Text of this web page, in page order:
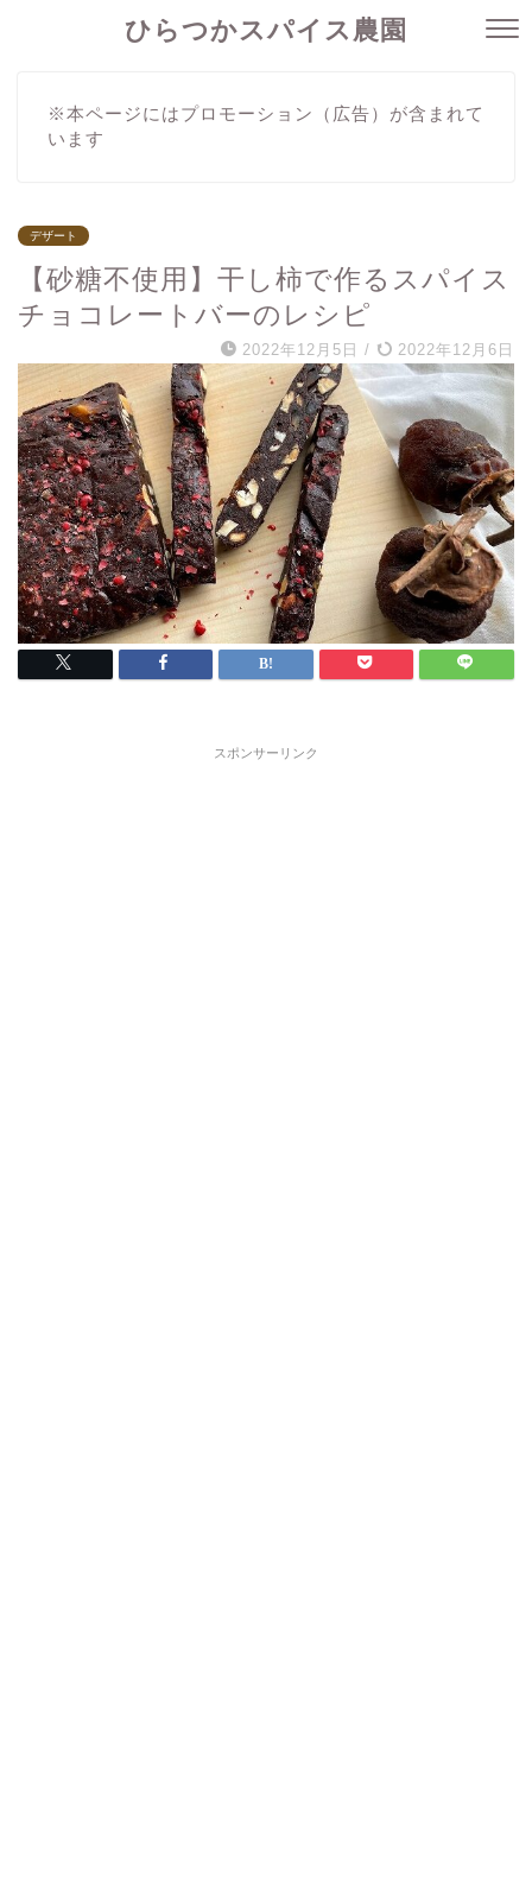
ひらつかスパイス農園
※本ページにはプロモーション（広告）が含まれて
います
デザート
【砂糖不使用】干し柿で作るスパイス
チョコレートバーのレシピ
2022年12月5日 / 2022年12月6日
スポンサーリンク